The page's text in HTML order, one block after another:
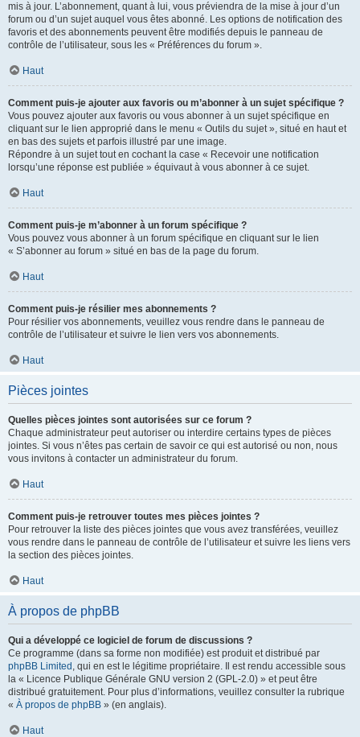
mis à jour. L’abonnement, quant à lui, vous préviendra de la mise à jour d’un
forum ou d’un sujet auquel vous êtes abonné. Les options de notification des
favoris et des abonnements peuvent être modifiés depuis le panneau de
contrôle de l’utilisateur, sous les « Préférences du forum ».
Haut
Comment puis-je ajouter aux favoris ou m’abonner à un sujet spécifique ?
Vous pouvez ajouter aux favoris ou vous abonner à un sujet spécifique en
cliquant sur le lien approprié dans le menu « Outils du sujet », situé en haut et
en bas des sujets et parfois illustré par une image.
Répondre à un sujet tout en cochant la case « Recevoir une notification
lorsqu’une réponse est publiée » équivaut à vous abonner à ce sujet.
Haut
Comment puis-je m’abonner à un forum spécifique ?
Vous pouvez vous abonner à un forum spécifique en cliquant sur le lien
« S’abonner au forum » situé en bas de la page du forum.
Haut
Comment puis-je résilier mes abonnements ?
Pour résilier vos abonnements, veuillez vous rendre dans le panneau de
contrôle de l’utilisateur et suivre le lien vers vos abonnements.
Haut
Pièces jointes
Quelles pièces jointes sont autorisées sur ce forum ?
Chaque administrateur peut autoriser ou interdire certains types de pièces
jointes. Si vous n’êtes pas certain de savoir ce qui est autorisé ou non, nous
vous invitons à contacter un administrateur du forum.
Haut
Comment puis-je retrouver toutes mes pièces jointes ?
Pour retrouver la liste des pièces jointes que vous avez transférées, veuillez
vous rendre dans le panneau de contrôle de l’utilisateur et suivre les liens vers
la section des pièces jointes.
Haut
À propos de phpBB
Qui a développé ce logiciel de forum de discussions ?
Ce programme (dans sa forme non modifiée) est produit et distribué par
phpBB Limited , qui en est le légitime propriétaire. Il est rendu accessible sous
la « Licence Publique Générale GNU version 2 (GPL-2.0) » et peut être
distribué gratuitement. Pour plus d’informations, veuillez consulter la rubrique
« À propos de phpBB » (en anglais).
Haut